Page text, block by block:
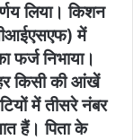
लिया। किशन
में
निभाया।
किसी की आंखें
में तीसरे नंबर
हैं। पिता के